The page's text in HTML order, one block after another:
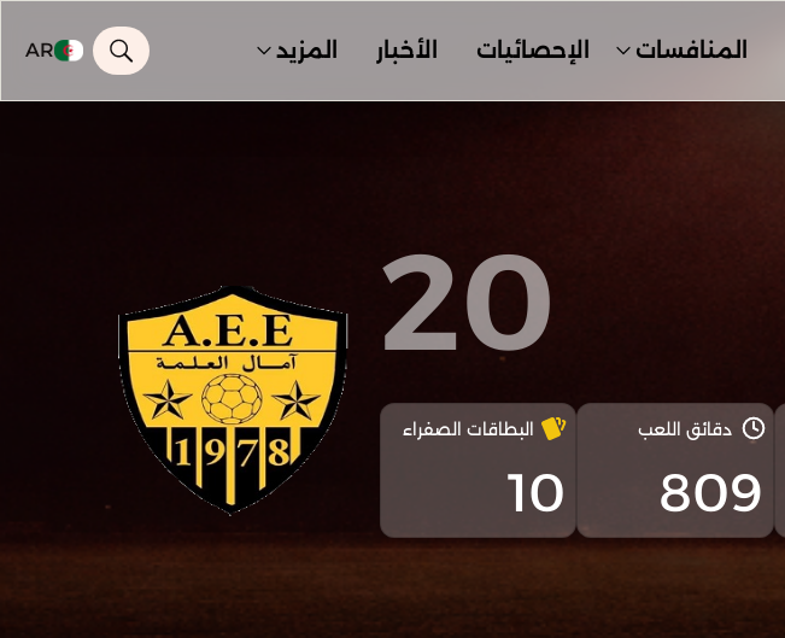
المنافسات الإحصائيات الأخبار المزيد AR
دقائق اللعب
809
البطاقات الصفراء
10
20